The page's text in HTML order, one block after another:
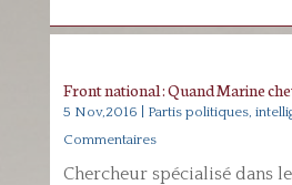
Front national : Quand Marine
5 Nov,2016 Partis politiques,
Commentaires
Chercheur spécialisé dans